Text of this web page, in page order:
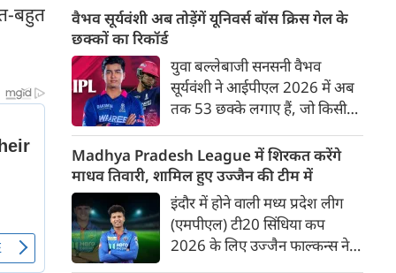
बहुत
प्राथमिकता होगी। यह बयान उस चर्चा
के बीच आया है, जिसमें कहा जा रहा
है कि ऑस्ट्रेलिया के कुछ बड़े खिलाड़ी
IPL से आगे बढ़कर अन्य फ्रेंचाइजी
क्रिकेट खेलने के लिए राष्ट्रीय टीम से
दूरी बना सकते हैं।
वैभव सूर्यवंशी अब तोड़ेंगें यूनिवर्स बॉस क्रिस गेल के
छक्कों का रिकॉर्ड
युवा बल्लेबाजी सनसनी वैभव
सूर्यवंशी ने आईपीएल 2026 में अब
तक 53 छक्के लगाए हैं, जो किसी
टूर्नामेंट में दूसरे सबसे ज़्यादा हैं। सबसे
ज़्यादा 59 छक्के क्रिस गेल ने
आईपीएल 2012 में लगाए थे।
सूर्यवंशी की नज़रें अब गेल के रिकॉर्ड
पर होंगी।
Madhya Pradesh League में शिरकत करेंगे
माधव तिवारी, शामिल हुए उज्जैन की टीम में
इंदौर में होने वाली मध्य प्रदेश लीग
(एमपीएल) टी20 सिंधिया कप
2026 के लिए उज्जैन फाल्कन्स ने